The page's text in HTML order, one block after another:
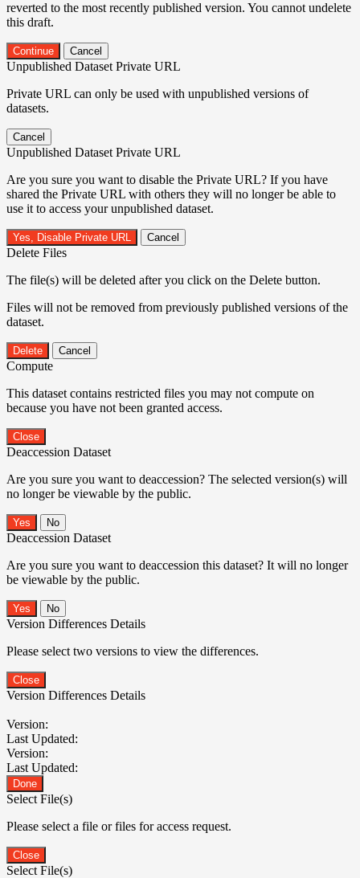
reverted to the most recently published version. You cannot undelete
this draft.
Continue Cancel
Unpublished Dataset Private URL
Private URL can only be used with unpublished versions of
datasets.
Cancel
Unpublished Dataset Private URL
Are you sure you want to disable the Private URL? If you have
shared the Private URL with others they will no longer be able to
use it to access your unpublished dataset.
Yes, Disable Private URL Cancel
Delete Files
The file(s) will be deleted after you click on the Delete button.
Files will not be removed from previously published versions of the
dataset.
Delete Cancel
Compute
This dataset contains restricted files you may not compute on
because you have not been granted access.
Close
Deaccession Dataset
Are you sure you want to deaccession? The selected version(s) will
no longer be viewable by the public.
No
Deaccession Dataset
Are you sure you want to deaccession this dataset? It will no longer
be viewable by the public.
No
Version Differences Details
Please select two versions to view the differences.
Close
Version Differences Details
Version:
Last Updated:
Version:
Last Updated:
Done
Select File(s)
Please select a file or files for access request.
Close
Select File(s)